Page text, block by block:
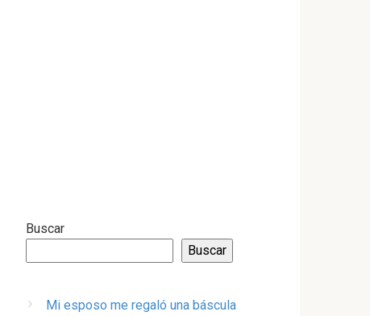
Buscar
Buscar
Mi esposo me regaló una báscula